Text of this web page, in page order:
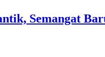
Semangat